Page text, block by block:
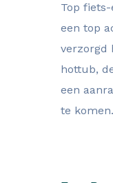
Top
een top
verzorgd
hottub,
een
te komen.